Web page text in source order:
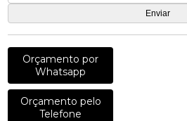
Orçamento por
Whatsapp
Orçamento pelo
Telefone